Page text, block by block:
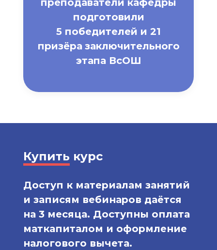
подготовили
5 победителей и 21
призёра заключительного
этапа ВсОШ
Купить курс
Доступ к материалам занятий
и записям вебинаров даётся
на 3 месяца. Доступны оплата
маткапиталом и оформление
налогового вычета.